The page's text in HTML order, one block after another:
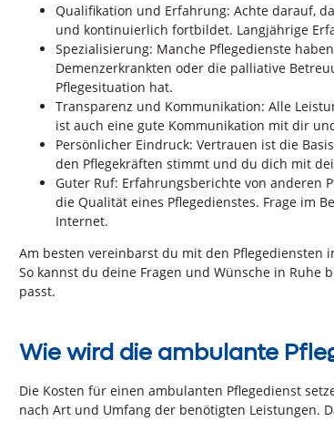
Qualifikation und Erfahrung: Achte darauf,
und kontinuierlich fortbildet. Langjährige
Spezialisierung: Manche Pflegedienste
Demenzerkrankten oder die palliative
Pflegesituation hat.
Transparenz und Kommunikation: Alle
ist auch eine gute Kommunikation mit dir
Persönlicher Eindruck: Vertrauen ist die
den Pflegekräften stimmt und du dich mit
Guter Ruf: Erfahrungsberichte von anderen
die Qualität eines Pflegedienstes. Frage im
Internet.
Am besten vereinbarst du mit den
So kannst du deine Fragen und Wünsche in
passt.
Wie wird die ambulante
Die Kosten für einen ambulanten Pflegedienst
nach Art und Umfang der benötigten Leistungen.